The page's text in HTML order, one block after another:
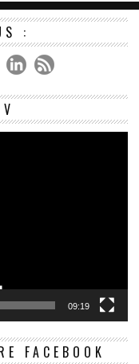
:
09:19
FACEBOOK